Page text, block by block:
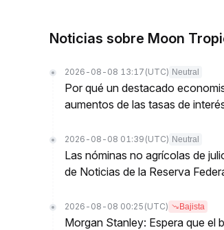
Noticias sobre Moon
2026-08-08 13:17 (UTC) Neutral
Por qué un destacado
aumentos de las tasas de
2026-08-08 01:39 (UTC) Neutral
Las nóminas no agrícolas de
de Noticias de la Reserva
2026-08-08 00:25 (UTC) Bajista
Morgan Stanley: Espera que el